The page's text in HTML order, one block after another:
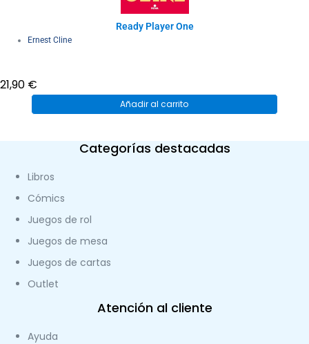
Ready Player One
Ernest Cline
21,90 €
Añadir al carrito
Categorías destacadas
Libros
Cómics
Juegos de rol
Juegos de mesa
Juegos de cartas
Outlet
Atención al cliente
Ayuda